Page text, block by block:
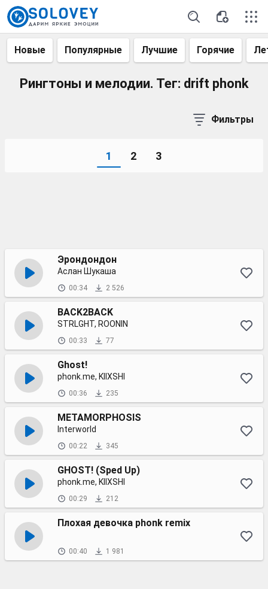
Новые Популярные Лучшие Горячие
Рингтоны и мелодии. Тег: drift phonk
Фильтры
1 2 3
Эрондондон
Аслан Шукаша
00:34 2 526
BACK2BACK
STRLGHT, ROONIN
00:33 77
Ghost!
phonk.me, KIIXSHI
00:36 235
METAMORPHOSIS
Interworld
00:22 345
GHOST! (Sped Up)
phonk.me, KIIXSHI
00:29 212
Плохая девочка phonk remix
00:40 1 981